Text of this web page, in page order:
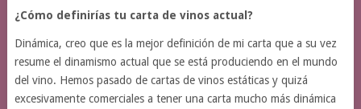
¿Cómo definirías tu carta de vinos actual?
Dinámica, creo que es la mejor definición de mi carta que a su vez
resume el dinamismo actual que se está produciendo en el mundo
del vino. Hemos pasado de cartas de vinos estáticas y quizá
excesivamente comerciales a tener una carta mucho más dinámica